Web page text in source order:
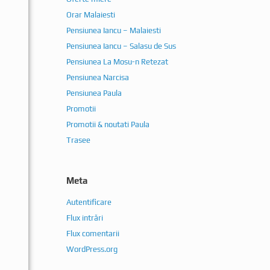
Orar Malaiesti
Pensiunea Iancu – Malaiesti
Pensiunea Iancu – Salasu de Sus
Pensiunea La Mosu-n Retezat
Pensiunea Narcisa
Pensiunea Paula
Promotii
Promotii & noutati Paula
Trasee
Meta
Autentificare
Flux intrări
Flux comentarii
WordPress.org